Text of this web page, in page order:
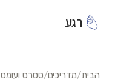
רגע
הבית/מדריכים/סטרס ועומס